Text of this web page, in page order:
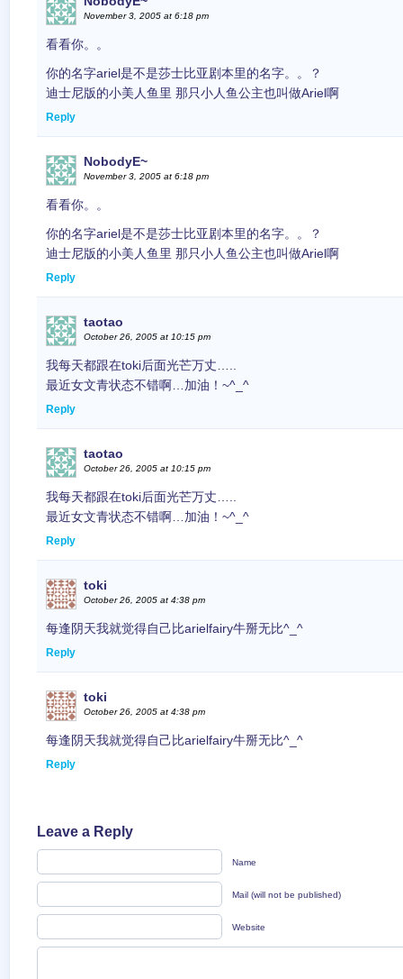
November 3, 2005 at 6:18 pm
看看你。。
你的名字ariel是不是莎士比亚剧本里的名字。。？
迪士尼版的小美人鱼里 那只小人鱼公主也叫做Ariel啊
Reply
NobodyE~
November 3, 2005 at 6:18 pm
看看你。。
你的名字ariel是不是莎士比亚剧本里的名字。。？
迪士尼版的小美人鱼里 那只小人鱼公主也叫做Ariel啊
Reply
taotao
October 26, 2005 at 10:15 pm
我每天都跟在toki后面光芒万丈…..
最近女文青状态不错啊…加油！~^_^
Reply
taotao
October 26, 2005 at 10:15 pm
我每天都跟在toki后面光芒万丈…..
最近女文青状态不错啊…加油！~^_^
Reply
toki
October 26, 2005 at 4:38 pm
每逢阴天我就觉得自己比arielfairy牛掰无比^_^
Reply
toki
October 26, 2005 at 4:38 pm
每逢阴天我就觉得自己比arielfairy牛掰无比^_^
Reply
Leave a Reply
Name
Mail (will not be published)
Website